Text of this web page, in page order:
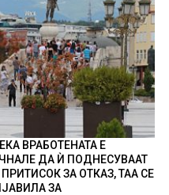
ВРАБОТЕНАТА Е
ДА Ѝ ПОДНЕСУВААТ
ЗА ОТКАЗ, ТАА СЕ
ЗА